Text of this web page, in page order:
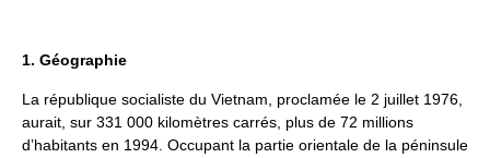
1. Géographie
La république socialiste du Vietnam, proclamée le 2 juillet 1976,
aurait, sur 331 000 kilomètres carrés, plus de 72 millions
d’habitants en 1994. Occupant la partie orientale de la péninsule